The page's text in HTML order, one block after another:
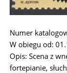
Numer
W obiegu od:
Opis: Scena z
fortepianie,